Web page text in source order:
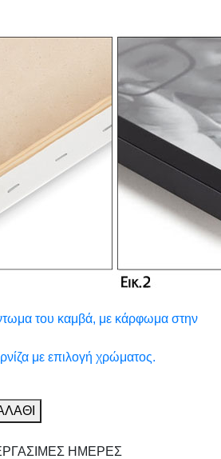
του καμβά, με κάρφωμα στην
με επιλογή χρώματος.
ΗΜΕΡΕΣ